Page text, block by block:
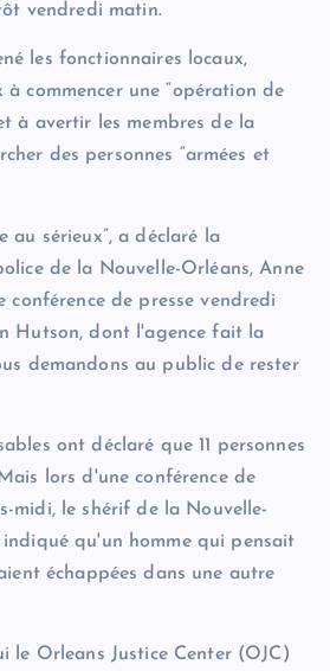
vendredi matin.
les fonctionnaires locaux,
commencer une “opération de
à avertir les membres de la
des personnes “armées et
au sérieux”, a déclaré la
de la Nouvelle-Orléans, Anne
conférence de presse vendredi
Hutson, dont l'agence fait la
demandons au public de rester
ont déclaré que 11 personnes
lors d'une conférence de
midi, le shérif de la Nouvelle-
qu'un homme qui pensait
échappées dans une autre
le Orleans Justice Center (OJC)